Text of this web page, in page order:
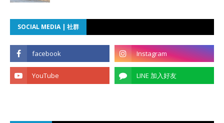
SOCIAL MEDIA | 社群